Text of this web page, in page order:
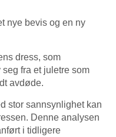
nye bevis og en ny
dress, som
fra et juletre som
avdøde.
stor sannsynlighet kan
Denne analysen
i tidligere